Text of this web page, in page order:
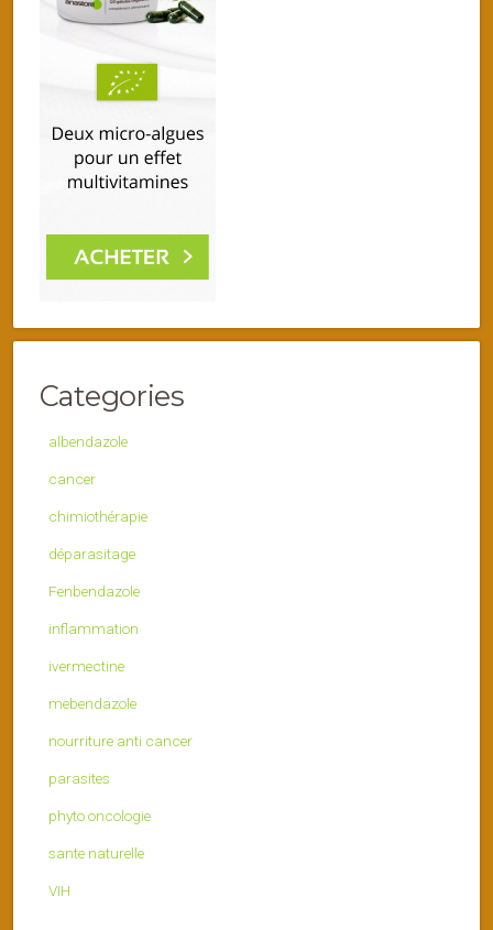
Categories
albendazole
cancer
chimiothérapie
déparasitage
Fenbendazole
inflammation
ivermectine
mebendazole
nourriture anti cancer
parasites
phyto oncologie
sante naturelle
VIH